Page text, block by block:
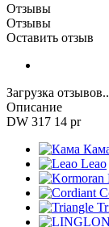
Отзывы
Отзывы
Оставить отзыв
Загрузка
Описание
DW 317 14 pr
Leao